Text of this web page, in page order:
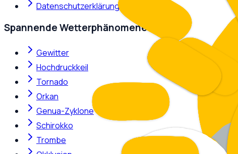
Datenschutzerklärung
Spannende Wetterphänomene
Gewitter
Hochdruckkeil
Tornado
Orkan
Genua-Zyklone
Schirokko
Trombe